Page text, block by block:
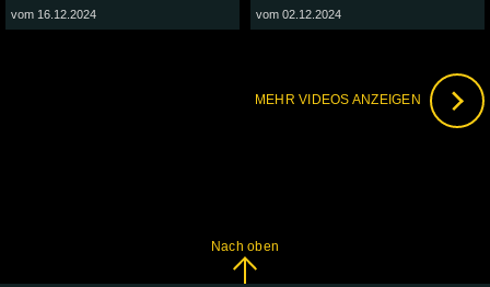
vom 16.12.2024 vom 02.12.2024
MEHR VIDEOS ANZEIGEN
Nach oben